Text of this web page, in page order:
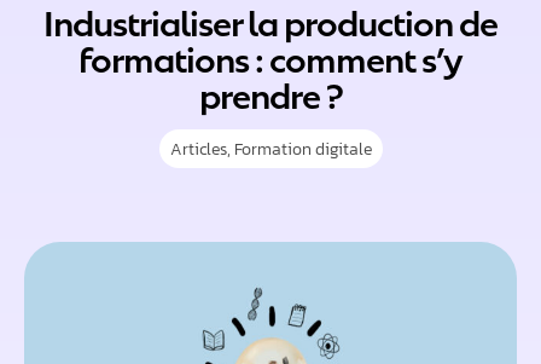
Industrialiser la production de
formations : comment s’y
prendre ?
Articles, Formation digitale